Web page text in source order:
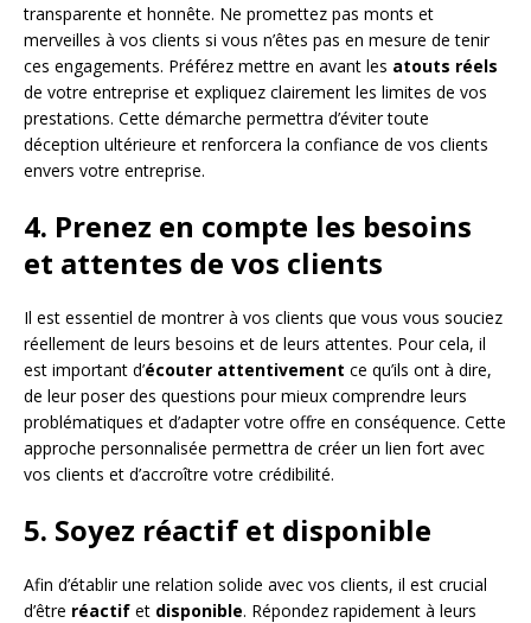
transparente et honnête. Ne promettez pas monts et
merveilles à vos clients si vous n’êtes pas en mesure de tenir
ces engagements. Préférez mettre en avant les atouts réels
de votre entreprise et expliquez clairement les limites de vos
prestations. Cette démarche permettra d’éviter toute
déception ultérieure et renforcera la confiance de vos clients
envers votre entreprise.
4. Prenez en compte les besoins
et attentes de vos clients
Il est essentiel de montrer à vos clients que vous vous souciez
réellement de leurs besoins et de leurs attentes. Pour cela, il
est important d’écouter attentivement ce qu’ils ont à dire,
de leur poser des questions pour mieux comprendre leurs
problématiques et d’adapter votre offre en conséquence. Cette
approche personnalisée permettra de créer un lien fort avec
vos clients et d’accroître votre crédibilité.
5. Soyez réactif et disponible
Afin d’établir une relation solide avec vos clients, il est crucial
d’être réactif et disponible. Répondez rapidement à leurs